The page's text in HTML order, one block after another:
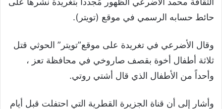
حائط حسابه الرسمي في موقع (تويتر).
وقال الأضرعي في تغريدة على موقع”تويتر” الحوثي قتل
ثلاثة أطفال أخوة بقصف صاروخي في محافظة تعز ،
وأحداً من الأطفال الذي قال أشتي روتي.
وأشار إلى أن قناة الجزيرة القطرية التي احتفلت قبل أيام